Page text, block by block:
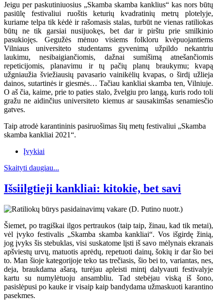
Jeigu per paskutiniuosius „Skamba skamba kanklius“ kas nors būtų
pasiūlę festivaliui ruoštis keturių kvadratinių metrų plotelyje,
kuriame telpa tik kėdė ir rašomasis stalas, turbūt ne vienas ratiliokas
būtų ne tik garsiai nusijuokęs, bet dar ir pirštu prie smilkinio
pasukiojęs. Gegužės mėnuo visiems folkloru kvėpuojantiems
Vilniaus universiteto studentams gyvenimą užpildo nekantriu
laukimu, nesibaigiančiomis, dažnai sumišimą atnešančiomis
repeticijomis, planavimu ir tų pačių planų braukymu; kvapą
užgniaužia šviežiausių pavasario vainikėlių kvapas, o širdį užlieja
dainos, sutartinės ir giesmės… Tačiau kankliai skamba ten, Vilniuje.
O aš čia, kaime, prie to paties stalo, žvelgiu pro langą, kuris rodo toli
gražu ne aidinčius universiteto kiemus ar sausakimšas senamiesčio
gatves.
Taip atrodė karantininis pasiruošimas šių metų festivaliui „Skamba
skamba kankliai 2021“.
Įvykiai
Skaityti daugiau...
Išsiilgtieji kankliai: kitokie, bet savi
Šiemet, po tragiškai ilgos pertraukos (taip taip, žinau, kad tik metai),
vėl įvyko festivalis „Skamba skamba kankliai“. Vos išgirdę žinią,
jog įvyks šis stebuklas, visi suskatome lįsti iš savo mėlynais ekranais
apšviestų urvų, matuotis aprėdų, repetuoti dainų, šokių ir dar šio bei
to. Man šioje kategorijoje teko tas trečiasis, šio bei to, variantas, nes,
deja, braukdama ašarą, turėjau apleisti mintį dalyvauti festivalyje
kartu su numylėtuoju ansambliu. Tad stebėjau viską iš šono,
pasislėpusi po kauke ir visaip kaip bandydama užmaskuoti karantino
pasekmes.